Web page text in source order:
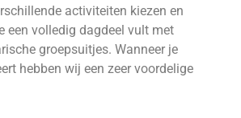
activiteiten kiezen en
een volledig dagdeel vult met
groepsuitjes. Wanneer je
hebben wij een zeer voordelige